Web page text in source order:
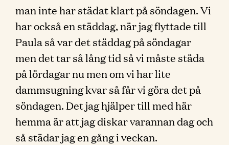
man inte har städat klart på söndagen. Vi
har också en städdag, när jag flyttade till
Paula så var det städdag på söndagar
men det tar så lång tid så vi måste städa
på lördagar nu men om vi har lite
dammsugning kvar så får vi göra det på
söndagen. Det jag hjälper till med här
hemma är att jag diskar varannan dag och
så städar jag en gång i veckan.